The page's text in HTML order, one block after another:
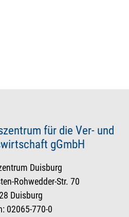
für die Ver- und
gGmbH
Duisburg
Rohwedder-Str. 70
Duisburg
02065-770-0